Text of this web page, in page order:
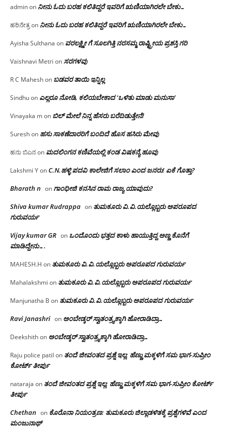
adminon ನೀನು ಓದು ಬರಹ ಕಲಿತಿದ್ದರೆ ಇವರಿಗೆ ಋಣಿಯಾಗಿರಲೇ ಬೇಕು…
ಹರಿನೇತ್ರon ನೀನು ಓದು ಬರಹ ಕಲಿತಿದ್ದರೆ ಇವರಿಗೆ ಋಣಿಯಾಗಿರಲೇ ಬೇಕು…
Ayisha Sulthana on ವರಲಕ್ಷ್ಮೀ ಗೆ ಸೂಲಗಿತ್ತಿ ನರಸಮ್ಮ‌ ರಾಷ್ಟ್ರೀಯ ಪ್ರಶಸ್ತಿ ಗರಿ
Vaishnavi Metri onಸರಗಳವು
R C Maheshon ಬಡವರ ತಾಯಿ ಇನ್ನಿಲ್ಲ
Sindhuon ಎಲ್ಲರೂ ನೋಡಿ, ಕಲಿಯಬೇಕಾದ ‘ಒಳಿತು ಮಾಡು ಮನುಸಾ’
Vinayaka mon ಬಿಲ್ ಮೇಲೆ ನಿನ್ನ ಹೆಸರು ಬರೆದಿಡುತ್ತೇನೆ!
Sureshon ಹಸು ಸಾಕಣೆದಾರರಿಗೆ ಬಂದಿದೆ ಹೊಸ ಹಸಿರು ಮೇವು
ಹನು ಬಿಎನon ಮದಲಿಂಗನ ಕಣಿವೆಯಲ್ಲಿ ಕಂಡ ವಿಷಕನ್ಯೆ ಹೂವು
Lakshmi YonC.N.ಹಳ್ಳಿ ಪದವಿ ಕಾಲೇಜಿಗೆ ಸಲಾಂ‌ ಎಂದ ಜನರು! ಏಕೆ ಗೊತ್ತಾ?
Bharath n onಗಾಂಧೀಜಿ ಕನಸಿನ ರಾಮ ರಾಜ್ಯ ಯಾವುದು?
Shiva kumar Rudrappa on ತುಮಕೂರು‌ ವಿ.ವಿ.ಯಲ್ಲೊಬ್ಬರು ಅಪರೂಪದ
ಗುರುವರ್ಯ
Vijay kumar GR on ಒಂದೊಂದು ಭತ್ತದ ಕಾಳು ಹಾಯುತ್ತಿದ್ದ ಅಣ್ಣ ಕೊನೆಗೆ
ಮಾಡಿದ್ದೇನು….
MAHESH.H on ತುಮಕೂರು‌ ವಿ.ವಿ.ಯಲ್ಲೊಬ್ಬರು ಅಪರೂಪದ ಗುರುವರ್ಯ
Mahalakshmi on ತುಮಕೂರು‌ ವಿ.ವಿ.ಯಲ್ಲೊಬ್ಬರು ಅಪರೂಪದ ಗುರುವರ್ಯ
Manjunatha B on ತುಮಕೂರು‌ ವಿ.ವಿ.ಯಲ್ಲೊಬ್ಬರು ಅಪರೂಪದ ಗುರುವರ್ಯ
Ravi Janashri on ಅಂಬೇಡ್ಕರ್ ಸ್ವಾತಂತ್ರ್ಯಕ್ಕಾಗಿ ಹೋರಾಡಿದ್ರಾ…
Deekshithon ಅಂಬೇಡ್ಕರ್ ಸ್ವಾತಂತ್ರ್ಯಕ್ಕಾಗಿ ಹೋರಾಡಿದ್ರಾ…
Raju police patil on ತಂದೆ ಜೀವಂತದ ಪ್ರಶ್ನೆ ಇಲ್ಲ: ಹೆಣ್ಣು ಮಕ್ಕಳಿಗೆ ಸಮ ಭಾಗ-ಸುಪ್ರೀಂ
ಕೋರ್ಟ್ ತೀರ್ಪು
nataraja on ತಂದೆ ಜೀವಂತದ ಪ್ರಶ್ನೆ ಇಲ್ಲ: ಹೆಣ್ಣು ಮಕ್ಕಳಿಗೆ ಸಮ ಭಾಗ-ಸುಪ್ರೀಂ ಕೋರ್ಟ್
ತೀರ್ಪು
Chethan on ಕೊರೊನಾ ನಿಯಂತ್ರಣ: ತುಮಕೂರು ಜಿಲ್ಲಾಡಳಿತಕ್ಕೆ ಪ್ರಶ್ನೆಗಳಿವೆ ಎಂದ
ಮಂಜು‌ನಾಥ್